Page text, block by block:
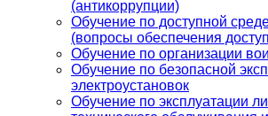
(антикоррупции)
Обучение по доступной
(вопросы обеспечения
Обучение по организации
Обучение по безопасной
электроустановок
Обучение по эксплуатации